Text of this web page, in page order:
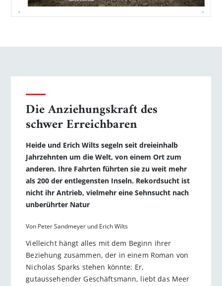
Die Anziehungskraft des
schwer Erreichbaren
Heide und Erich Wilts segeln seit dreieinhalb
Jahrzehnten um die Welt, von einem Ort zum
anderen. Ihre Fahrten führten sie zu weit mehr
als 200 der entlegensten Inseln. Rekordsucht ist
nicht ihr Antrieb­, vielmehr eine Sehnsucht nach
unberührter Natur
Von Peter Sandmeyer und Erich Wilts
Vielleicht hängt alles mit dem Beginn ihrer
Beziehung zusammen, der in einem Roman von
Nicholas Sparks stehen könnte: Er,
gutaussehender Geschäftsmann, liebt das Meer